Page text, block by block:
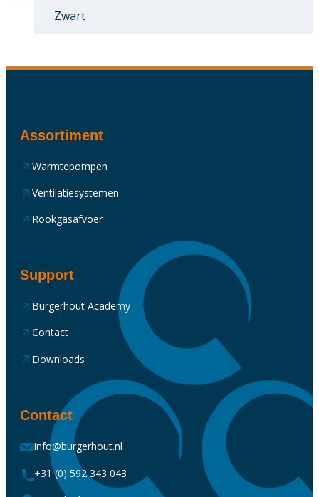
Zwart
Assortiment
Warmtepompen
Ventilatiesystemen
Rookgasafvoer
Support
Burgerhout Academy
Contact
Downloads
Contact
info@burgerhout.nl
+31 (0) 592 343 043